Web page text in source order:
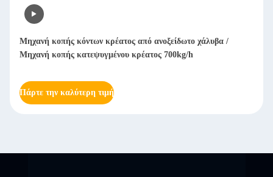
Μηχανή κοπής κόντων κρέατος από ανοξείδωτο χάλυβα /
Μηχανή κοπής κατεψυγμένου κρέατος 700kg/h
Πάρτε την καλύτερη τιμή